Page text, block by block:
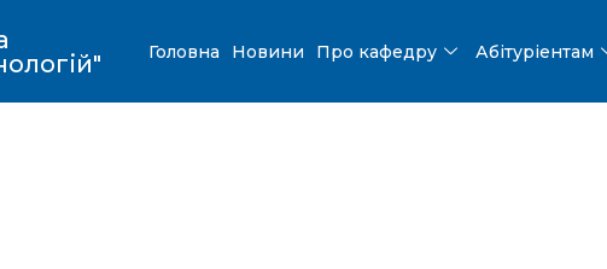
Головна Новини Про кафедру Абітуріентам